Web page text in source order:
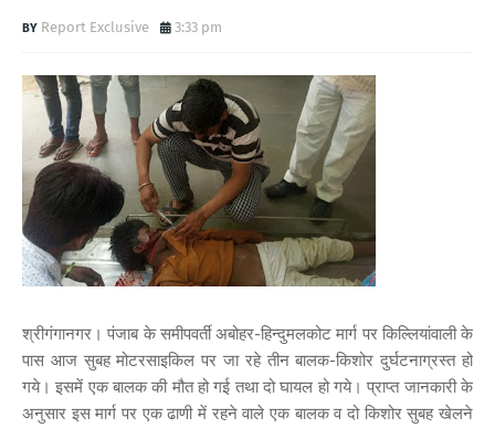
Report Exclusive 3:33 pm
श्रीगंगानगर। पंजाब के समीपवर्ती अबोहर-हिन्दुमलकोट मार्ग पर किल्लियांवाली के
पास आज सुबह मोटरसाइकिल पर जा रहे तीन बालक-किशोर दुर्घटनाग्रस्त हो
गये। इसमें एक बालक की मौत हो गई तथा दो घायल हो गये। प्राप्त जानकारी के
अनुसार इस मार्ग पर एक ढाणी में रहने वाले एक बालक व दो किशोर सुबह खेलने